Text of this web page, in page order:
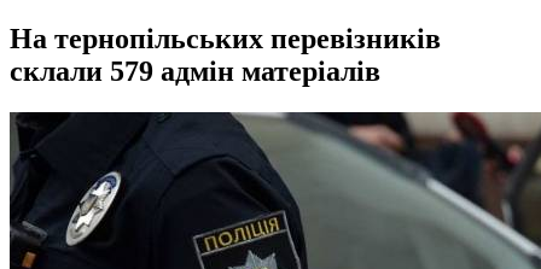
На тернопільських перевізників
склали 579 адмін матеріалів